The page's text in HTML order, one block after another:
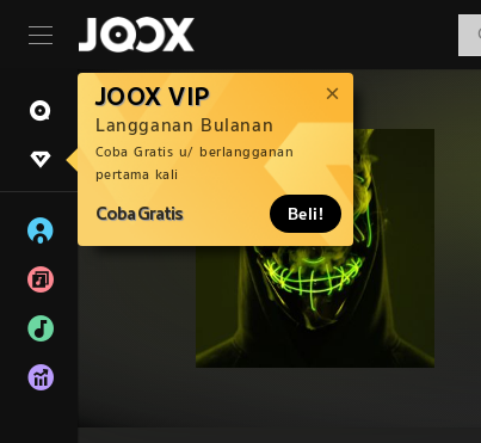
JOOX VIP
Langganan Bulanan
Coba Gratis u/ berlangganan
pertama kali
Coba Gratis Beli!